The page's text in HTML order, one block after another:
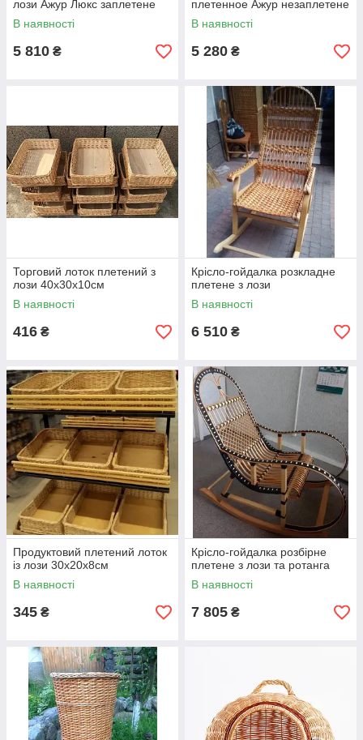
лози Ажур Люкс заплетене
В наявності
5 810 ₴
плетенное Ажур незаплетене
В наявності
5 280 ₴
Торговий лоток плетений з
лози 40x30х10см
В наявності
416 ₴
Крісло-гойдалка розкладне
плетене з лози
В наявності
6 510 ₴
Продуктовий плетений лоток
із лози 30х20х8см
В наявності
345 ₴
Крісло-гойдалка розбірне
плетене з лози та ротанга
В наявності
7 805 ₴